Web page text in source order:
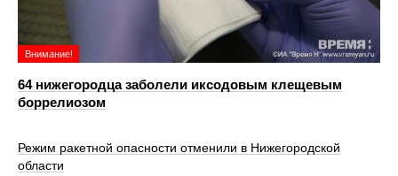
Внимание!
64 нижегородца заболели иксодовым клещевым
боррелиозом
Режим ракетной опасности отменили в Нижегородской
области